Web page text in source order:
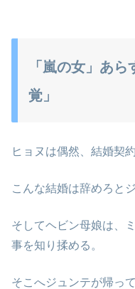
「嵐の女」あ
覚」
ヒョヌは偶然、結婚契
こんな結婚は辞めろと
そしてヘビン母娘は、
事を知り揉める。
そこへジュンテが帰って